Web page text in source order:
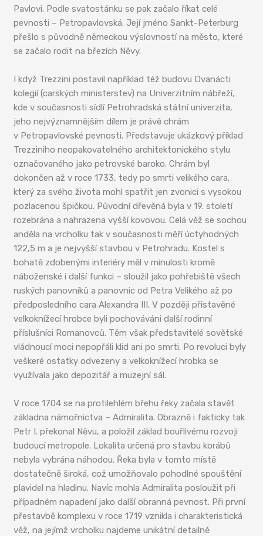
Pavlovi. Podle svatostánku se pak začalo říkat celé
pevnosti – Petropavlovská. Její jméno Sankt-Peterburg
přešlo s původně německou výslovností na město, které
se začalo rodit na březích Něvy.
I když Trezzini postavil například též budovu Dvanácti
kolegií (carských ministerstev) na Univerzitním nábřeží,
kde v současnosti sídlí Petrohradská státní univerzita,
jeho nejvýznamnějším dílem je právě chrám
v Petropavlovské pevnosti. Představuje ukázkový příklad
Trezziniho neopakovatelného architektonického stylu
označovaného jako petrovské baroko. Chrám byl
dokončen až v roce 1733, tedy po smrti velikého cara,
který za svého života mohl spatřit jen zvonici s vysokou
pozlacenou špičkou. Původní dřevěná byla v 19. století
rozebrána a nahrazena vyšší kovovou. Celá věž se sochou
anděla na vrcholku tak v současnosti měří úctyhodných
122,5 m a je nejvyšší stavbou v Petrohradu. Kostel s
bohatě zdobenými interiéry měl v minulosti kromě
náboženské i další funkci – sloužil jako pohřebiště všech
ruských panovníků a panovnic od Petra Velikého až po
předposledního cara Alexandra III. V později přistavěné
velkoknížecí hrobce byli pochováváni další rodinní
příslušníci Romanovců. Těm však představitelé sovětské
vládnoucí moci nepopřáli klid ani po smrti. Po revoluci byly
veškeré ostatky odvezeny a velkoknížecí hrobka se
využívala jako depozitář a muzejní sál.
V roce 1704 se na protilehlém břehu řeky začala stavět
základna námořnictva – Admiralita. Obrazně i fakticky tak
Petr I. překonal Něvu, a položil základ bouřlivému rozvoji
budoucí metropole. Lokalita určená pro stavbu korábů
nebyla vybrána náhodou. Řeka byla v tomto místě
dostatečně široká, což umožňovalo pohodlné spouštění
plavidel na hladinu. Navíc mohla Admiralita posloužit při
případném napadení jako další obranná pevnost. Při první
přestavbě komplexu v roce 1719 vznikla i charakteristická
věž, na jejímž vrcholku najdeme unikátní detailně